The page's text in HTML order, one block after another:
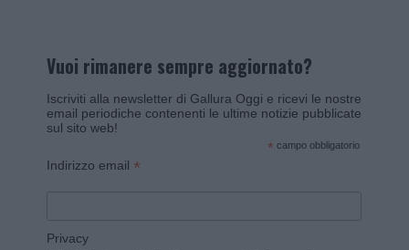
Vuoi rimanere sempre aggiornato?
Iscriviti alla newsletter di Gallura Oggi e ricevi le nostre
email periodiche contenenti le ultime notizie pubblicate
sul sito web!
* campo obbligatorio
Indirizzo email *
Privacy